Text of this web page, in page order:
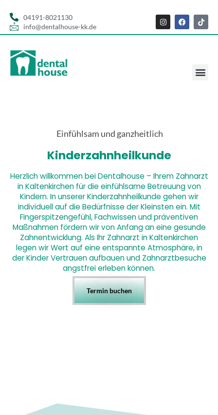
04191-8021130
info@dentalhouse-kk.de
Einfühlsam und ganzheitlich
Kinderzahnheilkunde
Herzlich willkommen bei Dentalhouse – Ihrem Zahnarzt
in Kaltenkirchen für die einfühlsame Betreuung von
Kindern. In unserer Kinderzahnheilkunde gehen wir
individuell auf die Bedürfnisse der Kleinsten ein. Mit
Fingerspitzengefühl, Fachwissen und präventiven
Maßnahmen fördern wir von Anfang an eine gesunde
Zahnentwicklung. Als Ihr Zahnarzt in Kaltenkirchen
legen wir Wert auf eine entspannte Atmosphäre, in
der Kinder Vertrauen aufbauen und Zahnarztbesuche
angstfrei erleben können.
Termin buchen